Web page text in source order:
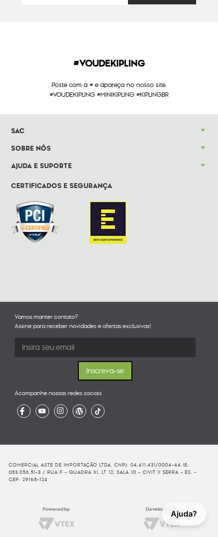
Ajuda?
#VOUDEKIPLING
Poste com a # e apareça no nosso site.
#VOUDEKIPLING #MINIKIPLING #KIPLINGBR
SAC
SOBRE NÓS
AJUDA E SUPORTE
CERTIFICADOS E SEGURANÇA
Vamos manter contato?
Assine para receber novidades e ofertas exclusivas!
Acompanhe nossas redes sociais
COMERCIAL ASTE DE IMPORTAÇÃO LTDA. CNPJ: 04.411.431/0004-44 IE:
083.056.51-3 / RUA F - QUADRA XI, LT 12, SALA 10 - CIVIT II SERRA - ES. -
CEP: 29168-124
Powered by Developed By